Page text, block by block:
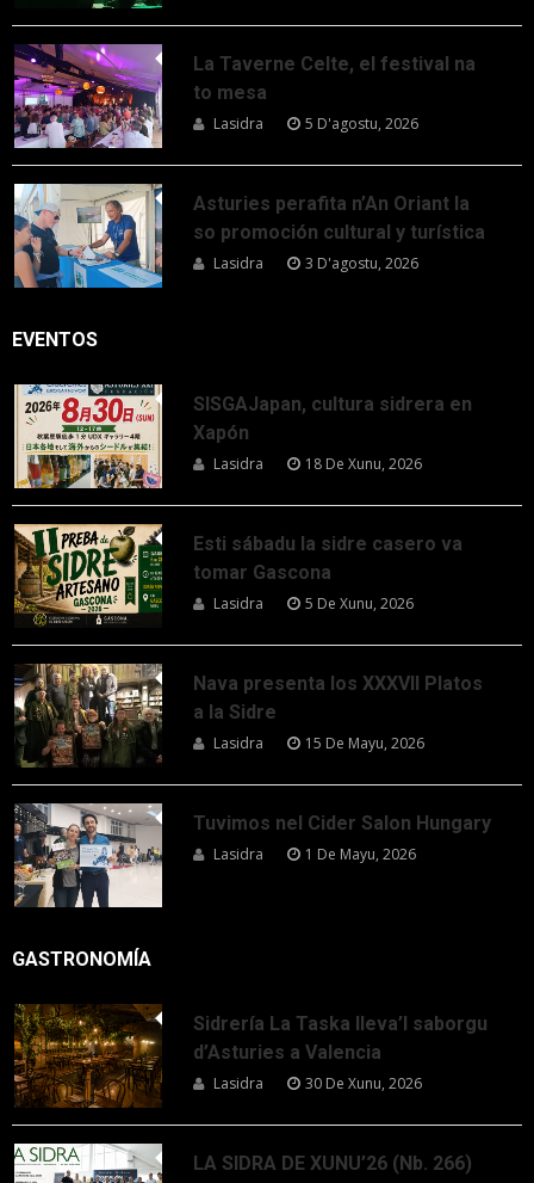
La Taverne Celte, el festival na
to mesa
Lasidra 5 D'agostu, 2026
Asturies perafita n’An Oriant la
so promoción cultural y turística
Lasidra 3 D'agostu, 2026
EVENTOS
SISGAJapan, cultura sidrera en
Xapón
Lasidra 18 De Xunu, 2026
Esti sábadu la sidre casero va
tomar Gascona
Lasidra 5 De Xunu, 2026
Nava presenta los XXXVII Platos
a la Sidre
Lasidra 15 De Mayu, 2026
Tuvimos nel Cider Salon Hungary
Lasidra 1 De Mayu, 2026
GASTRONOMÍA
Sidrería La Taska lleva’l saborgu
d’Asturies a Valencia
Lasidra 30 De Xunu, 2026
LA SIDRA DE XUNU’26 (Nb. 266)